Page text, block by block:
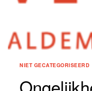
NIET GECATEGORISEERD